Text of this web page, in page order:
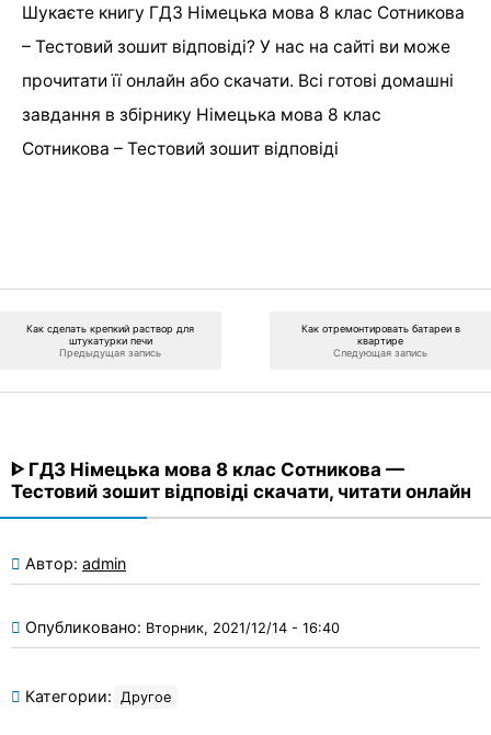
Шукаєте книгу ГДЗ Німецька мова 8 клас Сотникова
– Тестовий зошит відповіді? У нас на сайті ви може
прочитати її онлайн або скачати. Всі готові домашні
завдання в збірнику Німецька мова 8 клас
Сотникова – Тестовий зошит відповіді
Как сделать крепкий раствор для
штукатурки печи
Предыдущая запись
Как отремонтировать батареи в
квартире
Следующая запись
ᐈ ГДЗ Німецька мова 8 клас Сотникова —
Тестовий зошит відповіді скачати, читати онлайн
Автор: admin
Опубликовано: Вторник, 2021/12/14 - 16:40
Категории: Другое